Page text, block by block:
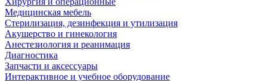
Медицинская мебель
Стерилизация, дезинфекция и утилизация
Акушерство и гинекология
Анестезиология и реанимация
Диагностика
Запчасти и аксессуары
Интерактивное и учебное оборудование